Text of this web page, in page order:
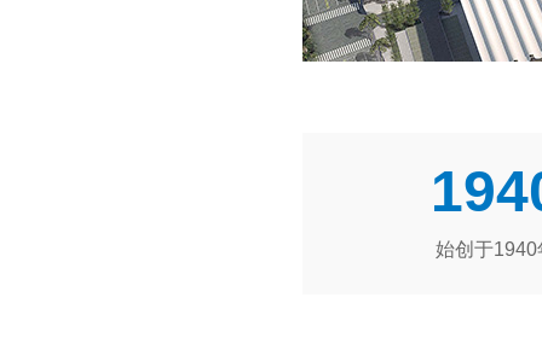
始创于1940